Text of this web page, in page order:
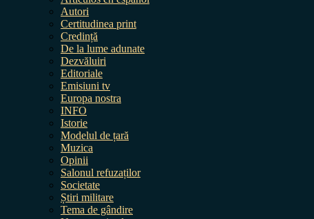
Autori
Certitudinea print
Credință
De la lume adunate
Dezvăluiri
Editoriale
Emisiuni tv
Europa nostra
INFO
Istorie
Modelul de țară
Muzica
Opinii
Salonul refuzaților
Societate
Știri militare
Tema de gândire